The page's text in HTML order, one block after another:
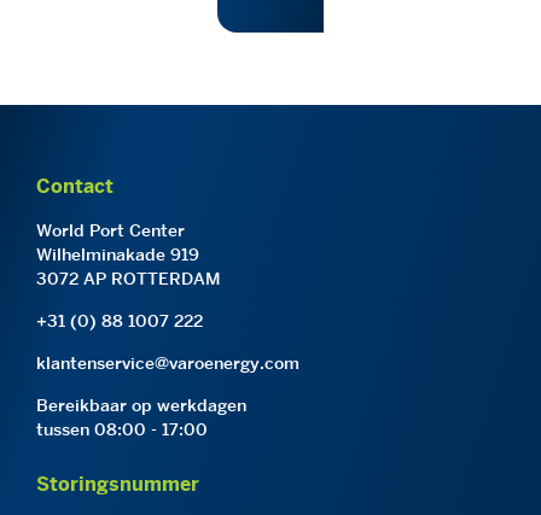
Contact
World Port Center
Wilhelminakade 919
3072 AP ROTTERDAM
+31 (0) 88 1007 222
klantenservice@varoenergy.com
Bereikbaar op werkdagen
tussen 08:00 - 17:00
Storingsnummer